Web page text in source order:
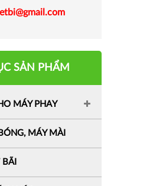
SẢN PHẨM
MÁY PHAY
MÁY MÀI